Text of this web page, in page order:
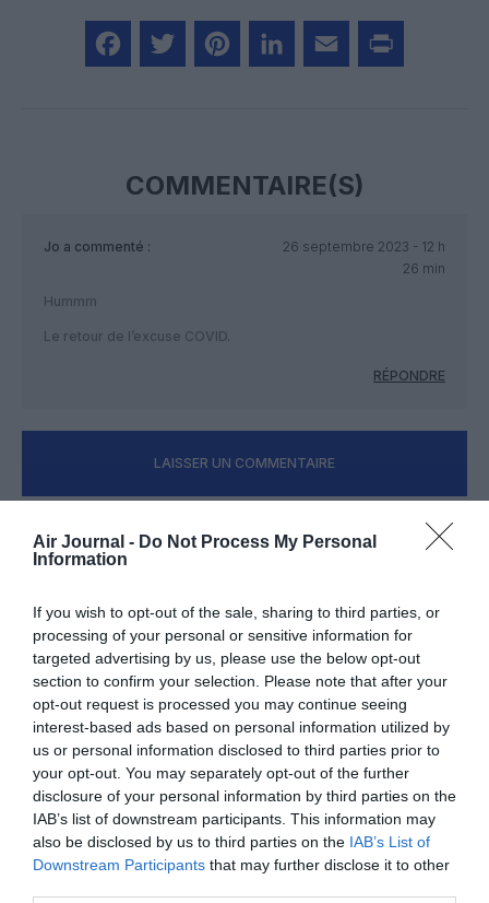
Air Journal - Do Not Process My Personal
Information
If you wish to opt-out of the sale, sharing to third parties, or
processing of your personal or sensitive information for
targeted advertising by us, please use the below opt-out
section to confirm your selection. Please note that after your
opt-out request is processed you may continue seeing
interest-based ads based on personal information utilized by
us or personal information disclosed to third parties prior to
your opt-out. You may separately opt-out of the further
disclosure of your personal information by third parties on the
IAB’s list of downstream participants. This information may
also be disclosed by us to third parties on the IAB’s List of
Downstream Participants that may further disclose it to other
COMMENTAIRE(S)
Jo a commenté :
26 septembre 2023 - 12 h
26 min
Hummm
Le retour de l’excuse COVID.
RÉPONDRE
LAISSER UN COMMENTAIRE
Appel aux lecteurs !
Soutenez Air Journal participezà son
développement !
NOUS SOUTENIR